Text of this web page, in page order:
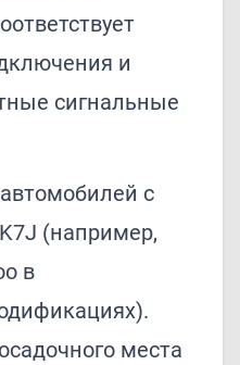
и
сигнальные
с
(например,
в
места